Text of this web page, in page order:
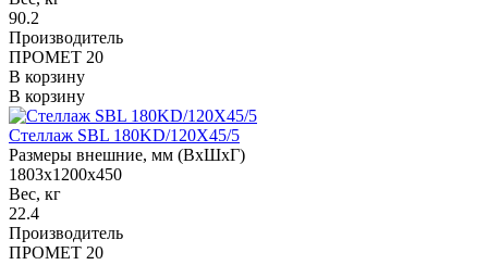
90.2
Производитель
ПРОМЕТ 20
В корзину
В корзину
Стеллаж SBL 180KD/120X45/5
Размеры внешние, мм (ВхШхГ)
1803x1200x450
Вес, кг
22.4
Производитель
ПРОМЕТ 20